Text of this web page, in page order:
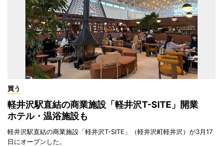
買う
軽井沢駅直結の商業施設「軽井沢T-SITE」開業
ホテル・温浴施設も
軽井沢駅直結の商業施設「軽井沢T-SITE」（軽井沢町軽井沢）が3月17
日にオープンした。